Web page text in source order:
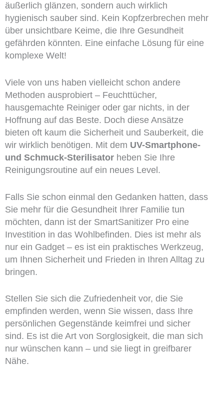
äußerlich glänzen, sondern auch wirklich
hygienisch sauber sind. Kein Kopfzerbrechen mehr
über unsichtbare Keime, die Ihre Gesundheit
gefährden könnten. Eine einfache Lösung für eine
komplexe Welt!
Viele von uns haben vielleicht schon andere
Methoden ausprobiert – Feuchttücher,
hausgemachte Reiniger oder gar nichts, in der
Hoffnung auf das Beste. Doch diese Ansätze
bieten oft kaum die Sicherheit und Sauberkeit, die
wir wirklich benötigen. Mit dem UV-Smartphone-
und Schmuck-Sterilisatorheben Sie Ihre
Reinigungsroutine auf ein neues Level.
Falls Sie schon einmal den Gedanken hatten, dass
Sie mehr für die Gesundheit Ihrer Familie tun
möchten, dann ist der SmartSanitizer Pro eine
Investition in das Wohlbefinden. Dies ist mehr als
nur ein Gadget – es ist ein praktisches Werkzeug,
um Ihnen Sicherheit und Frieden in Ihren Alltag zu
bringen.
Stellen Sie sich die Zufriedenheit vor, die Sie
empfinden werden, wenn Sie wissen, dass Ihre
persönlichen Gegenstände keimfrei und sicher
sind. Es ist die Art von Sorglosigkeit, die man sich
nur wünschen kann – und sie liegt in greifbarer
Nähe.